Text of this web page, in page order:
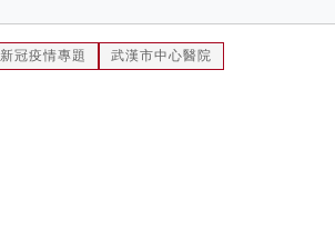
新冠疫情專題 武漢市中心醫院